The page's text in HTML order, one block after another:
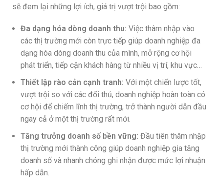
sẽ đem lại những lợi ích, giá trị vượt trội bao gồm:
Đa dạng hóa dòng doanh thu: Việc thâm nhập vào
các thị trường mới còn trực tiếp giúp doanh nghiệp đa
dạng hóa dòng doanh thu của mình, mở rộng cơ hội
phát triển, tiếp cận khách hàng từ nhiều vị trí, khu vực…
Thiết lập rào cản cạnh tranh: Với một chiến lược tốt,
vượt trội so với các đối thủ, doanh nghiệp hoàn toàn có
cơ hội để chiếm lĩnh thị trường, trở thành người dẫn đầu
ngay cả ở một thị trường rất mới.
Tăng trưởng doanh số bền vững: Đầu tiên thâm nhập
thị trường mới thành công giúp doanh nghiệp gia tăng
doanh số và nhanh chóng ghi nhận được mức lợi nhuận
hấp dẫn.